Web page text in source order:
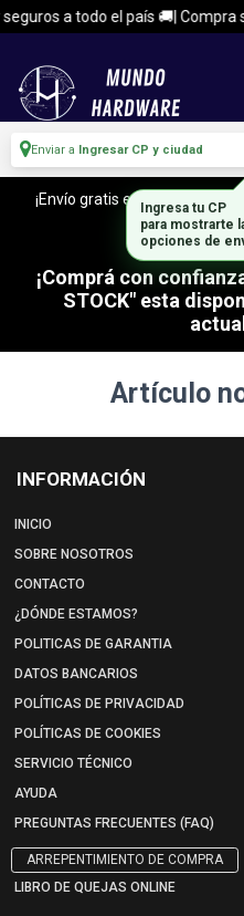
a todo el país 🚚| Compra
Enviar a Ingresar CP y ciudad
¡Envío gratis en CABA y
o mas!
¡Comprá con
STOCK" esta
Artículo
INFORMACIÓN
INICIO
SOBRE NOSOTROS
CONTACTO
¿DÓNDE ESTAMOS?
POLITICAS DE GARANTIA
DATOS BANCARIOS
POLÍTICAS DE PRIVACIDAD
POLÍTICAS DE COOKIES
SERVICIO TÉCNICO
AYUDA
PREGUNTAS FRECUENTES (FAQ)
ARREPENTIMIENTO DE COMPRA
LIBRO DE QUEJAS ONLINE
Ingresa tu CP
para mostrarte
opciones de